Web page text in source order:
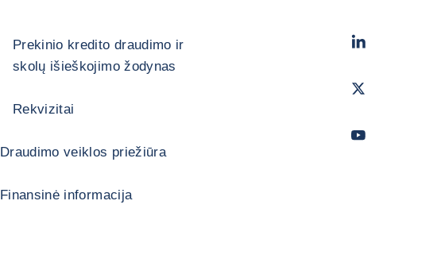
Prekinio kredito draudimo ir
skolų išieškojimo žodynas
Rekvizitai
Draudimo veiklos priežiūra
Finansinė informacija
LinkedIn
Twitter
Youtube